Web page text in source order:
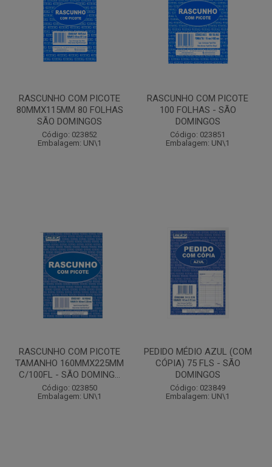
RASCUNHO COM PICOTE
80MMX115MM 80 FOLHAS
SÃO DOMINGOS
Código: 023852
Embalagem: UN\1
RASCUNHO COM PICOTE
100 FOLHAS - SÃO
DOMINGOS
Código: 023851
Embalagem: UN\1
RASCUNHO COM PICOTE
TAMANHO 160MMX225MM
C/100FL - SÃO DOMING...
Código: 023850
Embalagem: UN\1
PEDIDO MÉDIO AZUL (COM
CÓPIA) 75 FLS - SÃO
DOMINGOS
Código: 023849
Embalagem: UN\1